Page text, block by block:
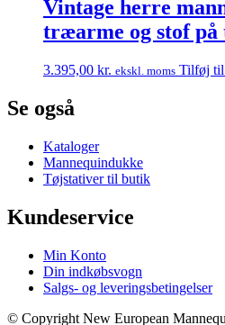
Vintage herre
træarme og stof på
3.395,00 kr. ekskl. moms Tilføj
Se også
Kataloger
Mannequindukke
Tøjstativer til butik
Kundeservice
Min Konto
Din indkøbsvogn
Salgs- og leveringsbetingelser
© Copyright New European